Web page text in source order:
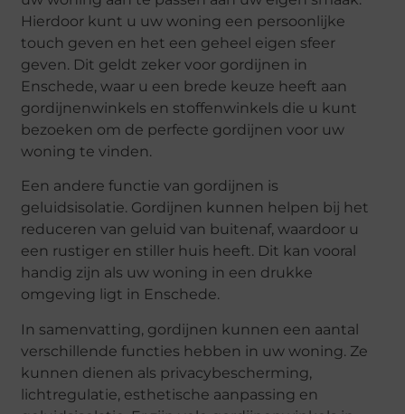
Hierdoor kunt u uw woning een persoonlijke
touch geven en het een geheel eigen sfeer
geven. Dit geldt zeker voor gordijnen in
Enschede, waar u een brede keuze heeft aan
gordijnenwinkels en stoffenwinkels die u kunt
bezoeken om de perfecte gordijnen voor uw
woning te vinden.
Een andere functie van gordijnen is
geluidsisolatie. Gordijnen kunnen helpen bij het
reduceren van geluid van buitenaf, waardoor u
een rustiger en stiller huis heeft. Dit kan vooral
handig zijn als uw woning in een drukke
omgeving ligt in Enschede.
In samenvatting, gordijnen kunnen een aantal
verschillende functies hebben in uw woning. Ze
kunnen dienen als privacybescherming,
lichtregulatie, esthetische aanpassing en